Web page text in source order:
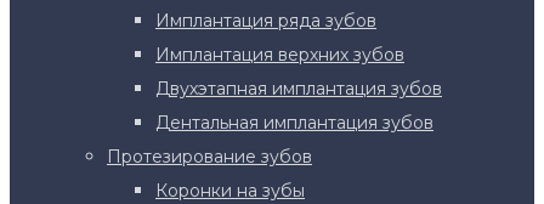
Имплантация ряда зубов
Имплантация верхних зубов
Двухэтапная имплантация зубов
Дентальная имплантация зубов
Протезирование зубов
Коронки на зубы